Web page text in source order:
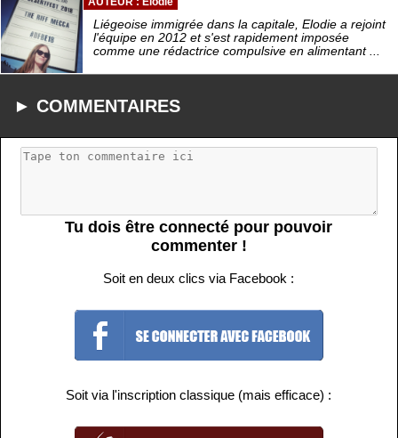
Liégeoise immigrée dans la capitale, Elodie a rejoint
l'équipe en 2012 et s'est rapidement imposée
comme une rédactrice compulsive en alimentant ...
► COMMENTAIRES
Tu dois être connecté pour pouvoir
commenter !
Soit en deux clics via Facebook :
Soit via l'inscription classique (mais efficace) :